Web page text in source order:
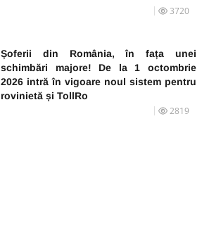
3720
Șoferii din România, în fața unei
schimbări majore! De la 1 octombrie
2026 intră în vigoare noul sistem pentru
rovinietă și TollRo
2819